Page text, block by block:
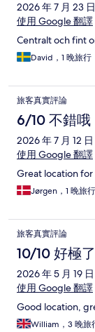
2026 年 7 月 23 日
使用 Google 翻譯
Centralt och fint
David，1 晚旅行
旅客真實評論
6/10 不錯哦
2026 年 7 月 12 日
使用 Google 翻譯
Great location
Jørgen，1 晚旅行
旅客真實評論
10/10 好極了
2026 年 5 月 19 日
使用 Google 翻譯
Good location,
William，3 晚旅